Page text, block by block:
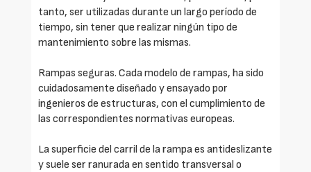
tanto, ser utilizadas durante un largo período de
tiempo, sin tener que realizar ningún tipo de
mantenimiento sobre las mismas.
Rampas seguras. Cada modelo de rampas, ha sido
cuidadosamente diseñado y ensayado por
ingenieros de estructuras, con el cumplimiento de
las correspondientes normativas europeas.
La superficie del carril de la rampa es antideslizante
y suele ser ranurada en sentido transversal o